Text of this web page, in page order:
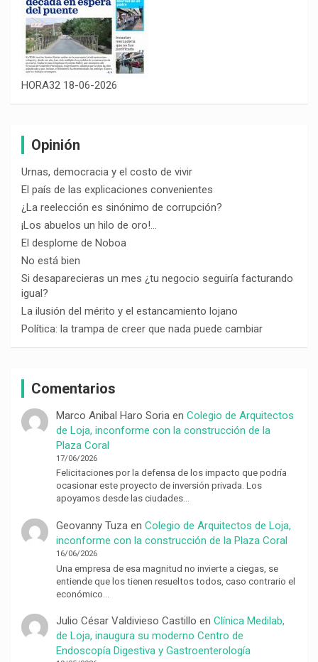
HORA32 18-06-2026
Opinión
Urnas, democracia y el costo de vivir
El país de las explicaciones convenientes
¿La reelección es sinónimo de corrupción?
¡Los abuelos un hilo de oro!…
El desplome de Noboa
No está bien
Si desaparecieras un mes ¿tu negocio seguiría facturando
igual?
La ilusión del mérito y el estancamiento lojano
Política: la trampa de creer que nada puede cambiar
Comentarios
Marco Anibal Haro Soriaen Colegio de Arquitectos
de Loja, inconforme con la construcción de la
Plaza Coral
17/06/2026
Felicitaciones por la defensa de los impacto que podría
ocasionar este proyecto de inversión privada. Los
apoyamos desde las ciudades…
Geovanny Tuzaen Colegio de Arquitectos de Loja,
inconforme con la construcción de la Plaza Coral
16/06/2026
Una empresa de esa magnitud no invierte a ciegas, se
entiende que los tienen resueltos todos, caso contrario el
económico…
Julio César Valdivieso Castillo en Clínica Medilab,
de Loja, inaugura su moderno Centro de
Endoscopía Digestiva y Gastroenterología